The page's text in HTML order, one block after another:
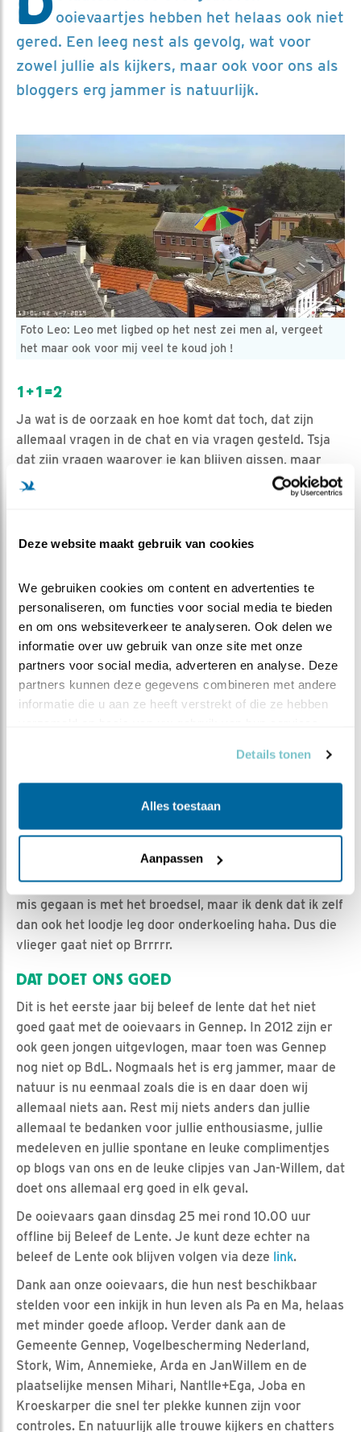
Deze website maakt gebruik van cookies
We gebruiken cookies om content en advertenties te
personaliseren, om functies voor social media te bieden
en om ons websiteverkeer te analyseren. Ook delen we
informatie over uw gebruik van onze site met onze
partners voor social media, adverteren en analyse. Deze
partners kunnen deze gegevens combineren met andere
informatie die u aan ze heeft verstrekt of die ze hebben
Details tonen
Alles toestaan
Aanpassen
ooievaartjes hebben het helaas ook niet
gered. Een leeg nest als gevolg, wat voor
zowel jullie als kijkers, maar ook voor ons als
bloggers erg jammer is natuurlijk.
Foto Leo: Leo met ligbed op het nest zei men al, vergeet
het maar ook voor mij veel te koud joh !
1+1=2
Ja wat is de oorzaak en hoe komt dat toch, dat zijn
allemaal vragen in de chat en via vragen gesteld. Tsja
dat zijn vragen waarover je kan blijven gissen, maar
voor ons is het wel duidelijk eigenlijk. Een veel te koud
(zie Header foto april 2021 boven) en veel te nat
voedsel, zoals kevers, torren, sprinkhanen enz.
braakten waren best flinke porties. Maar onderkoeling
door een nest wat (wel goed water doorlaat) maar door
aanhoudende regen dat het nestmateriaal het water als
het ware opzuigt doet ze geen goed. Dan komen de
ouders die voedsel zoeken in kletsnatte weilanden ook
nog met een kletsnat verenpak en zelf enigszins ook
afgekoeld thuis. Ja dan is 1+1=2 om het zo maar te
Er werd al meerdere malen gesuggereerd dat ik zoals
op het nest, dus nu ook maar op het nest moest gaan
liggen. We hebben inderdaad wel vroeg vakantie nu het
mis gegaan is met het broedsel, maar ik denk dat ik zelf
dan ook het loodje leg door onderkoeling haha. Dus die
vlieger gaat niet op Brrrrr.
DAT DOET ONS GOED
Dit is het eerste jaar bij beleef de lente dat het niet
goed gaat met de ooievaars in Gennep. In 2012 zijn er
ook geen jongen uitgevlogen, maar toen was Gennep
nog niet op BdL. Nogmaals het is erg jammer, maar de
natuur is nu eenmaal zoals die is en daar doen wij
allemaal niets aan. Rest mij niets anders dan jullie
allemaal te bedanken voor jullie enthousiasme, jullie
medeleven en jullie spontane en leuke complimentjes
op blogs van ons en de leuke clipjes van Jan-Willem, dat
doet ons allemaal erg goed in elk geval.
De ooievaars gaan dinsdag 25 mei rond 10.00 uur
offline bij Beleef de Lente. Je kunt deze echter na
beleef de Lente ook blijven volgen via deze link.
Dank aan onze ooievaars, die hun nest beschikbaar
stelden voor een inkijk in hun leven als Pa en Ma, helaas
met minder goede afloop. Verder dank aan de
Gemeente Gennep, Vogelbescherming Nederland,
Stork, Wim, Annemieke, Arda en JanWillem en de
plaatselijke mensen Mihari, Nantlle+Ega, Joba en
Kroeskarper die snel ter plekke kunnen zijn voor
controles. En natuurlijk alle trouwe kijkers en chatters